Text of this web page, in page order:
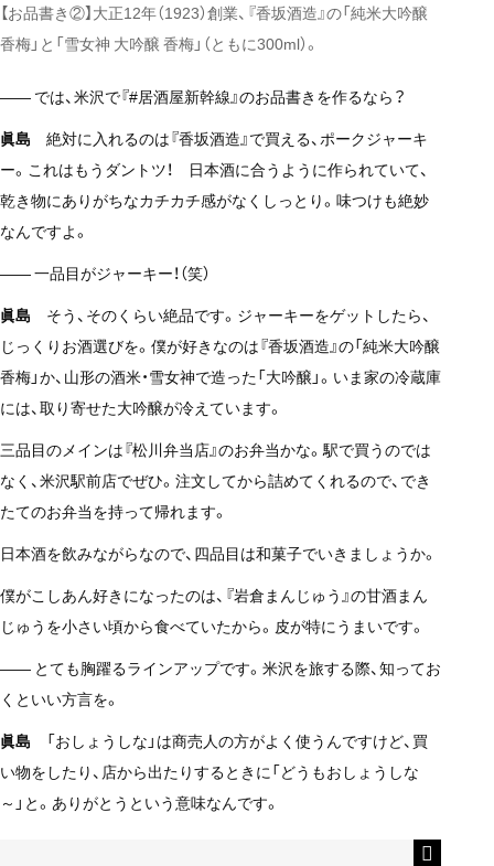
【お品書き②】大正12年（1923）創業、『香坂酒造』の「純米大吟醸
香梅」と「雪女神 大吟醸 香梅」（ともに300ml）。
—— では、米沢で『#居酒屋新幹線』のお品書きを作るなら？
眞島 絶対に入れるのは『香坂酒造』で買える、ポークジャーキ
ー。これはもうダントツ！ 日本酒に合うように作られていて、
乾き物にありがちなカチカチ感がなくしっとり。味つけも絶妙
なんですよ。
—— 一品目がジャーキー！（笑）
眞島 そう、そのくらい絶品です。ジャーキーをゲットしたら、
じっくりお酒選びを。僕が好きなのは『香坂酒造』の「純米大吟醸
香梅」か、山形の酒米・雪女神で造った「大吟醸」。いま家の冷蔵庫
には、取り寄せた大吟醸が冷えています。
三品目のメインは『松川弁当店』のお弁当かな。駅で買うのでは
なく、米沢駅前店でぜひ。注文してから詰めてくれるので、でき
たてのお弁当を持って帰れます。
日本酒を飲みながらなので、四品目は和菓子でいきましょうか。
僕がこしあん好きになったのは、『岩倉まんじゅう』の甘酒まん
じゅうを小さい頃から食べていたから。皮が特にうまいです。
—— とても胸躍るラインアップです。米沢を旅する際、知ってお
くといい方言を。
眞島 「おしょうしな」は商売人の方がよく使うんですけど、買
い物をしたり、店から出たりするときに「どうもおしょうしな
～」と。ありがとうという意味なんです。